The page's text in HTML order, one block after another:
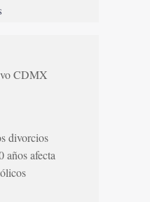
CDMX
divorcios
años afecta